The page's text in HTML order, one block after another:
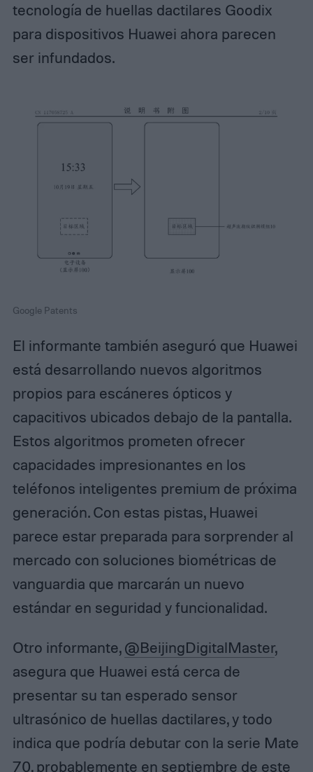
tecnología de huellas dactilares Goodix
para dispositivos Huawei ahora parecen
ser infundados.
Google Patents
El informante también aseguró que Huawei
está desarrollando nuevos algoritmos
propios para escáneres ópticos y
capacitivos ubicados debajo de la pantalla.
Estos algoritmos prometen ofrecer
capacidades impresionantes en los
teléfonos inteligentes premium de próxima
generación. Con estas pistas, Huawei
parece estar preparada para sorprender al
mercado con soluciones biométricas de
vanguardia que marcarán un nuevo
estándar en seguridad y funcionalidad.
Otro informante,@BeijingDigitalMaster,
asegura que Huawei está cerca de
presentar su tan esperado sensor
ultrasónico de huellas dactilares, y todo
indica que podría debutar con la serie Mate
70, probablemente en septiembre de este